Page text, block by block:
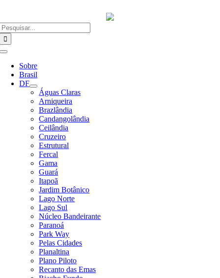
o
conteúdo
Alternar
Navegação
Sobre
Brasil
DF
Águas Claras
Arniqueira
Brazlândia
Candangolândia
Ceilândia
Cruzeiro
Estrutural
Fercal
Gama
Guará
Itapoã
Jardim Botânico
Lago Norte
Lago Sul
Núcleo Bandeirante
Paranoá
Park Way
Pelas Cidades
Planaltina
Plano Piloto
Recanto das Emas